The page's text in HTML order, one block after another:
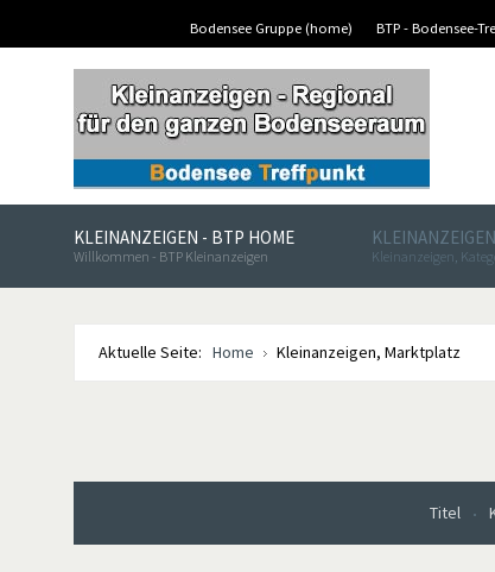
Bodensee Gruppe (home) BTP - Bodensee-
KLEINANZEIGEN - BTP HOME
Willkommen - BTP Kleinanzeigen Kleinanzeigen,
Aktuelle Seite: Home Kleinanzeigen, Marktplatz
Titel